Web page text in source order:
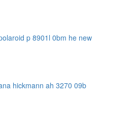
p 8901l 0bm he new
hickmann ah 3270 09b